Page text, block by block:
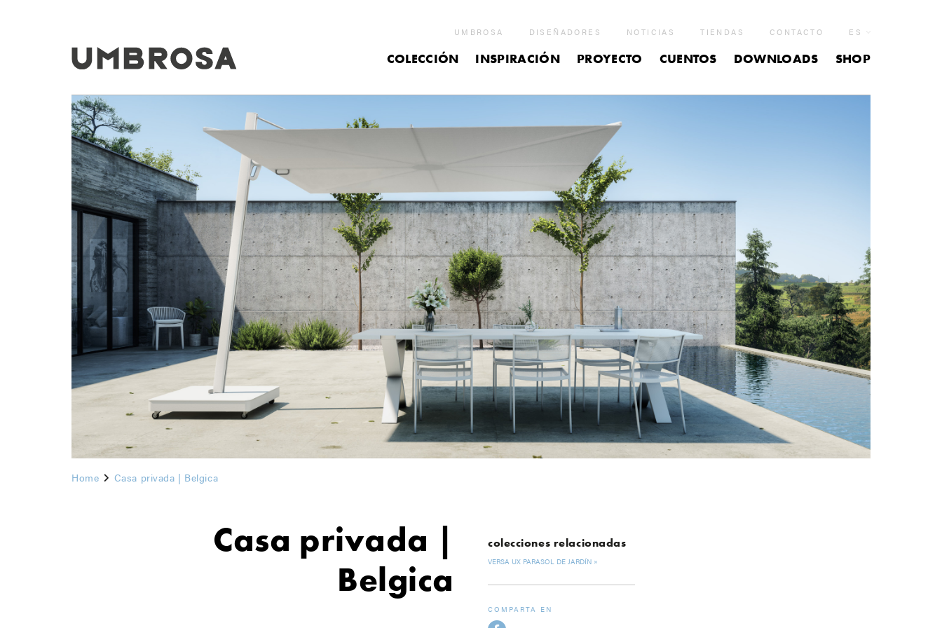
UMBROSA DISEÑADORES NOTICIAS TIENDAS CONTACTO ES
COLECCIÓN INSPIRACIÓN PROYECTO CUENTOS DOWNLOADS SHOP
Home Casa privada | Belgica
Casa privada |
Belgica
colecciones relacionadas
VERSA UX PARASOL DE JARDÍN
COMPARTA EN